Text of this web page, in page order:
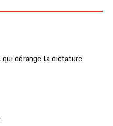
dérange la dictature